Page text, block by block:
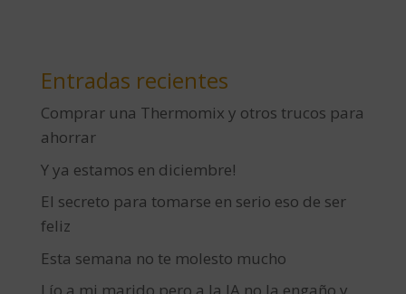
Entradas recientes
Comprar una Thermomix y otros trucos para
ahorrar
Y ya estamos en diciembre!
El secreto para tomarse en serio eso de ser
feliz
Esta semana no te molesto mucho